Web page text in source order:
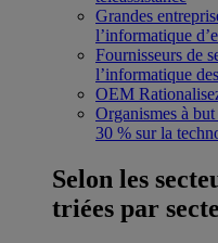
Grandes
l’informatique
Fournisseurs de
l’informatique
OEM
Organismes à
30 % sur la
Selon les
triées par